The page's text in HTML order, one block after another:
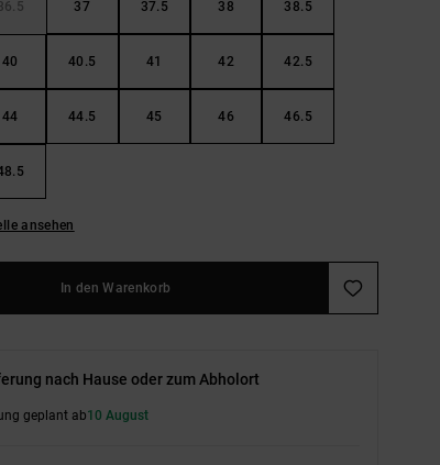
37 37.5 38 38.5
40 40.5 41 42 42.5
44 44.5 45 46 46.5
ansehen
In den Warenkorb
nach Hause oder zum Abholort
geplant ab10 August